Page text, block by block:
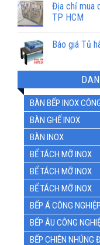
Địa chỉ mua
TP HCM
Báo giá Tủ
BÀN BẾP INOX
BÀN GHẾ INOX
BÀN INOX
BỂ TÁCH MỠ INOX
BỂ TÁCH MỠ INOX
BỂ TÁCH MỠ INOX
BẾP Á CÔNG NGHIỆP
BẾP ÂU CÔNG
BẾP CHIÊN NHÚNG